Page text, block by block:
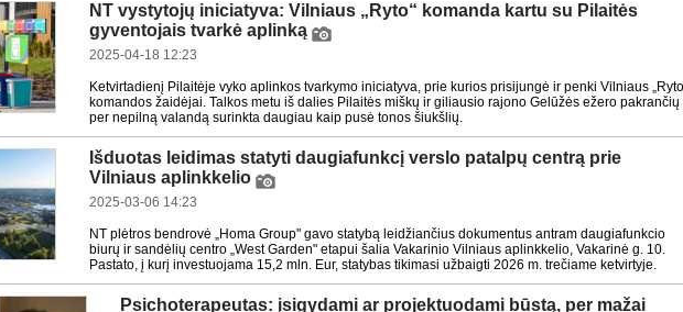
NT vystytojų iniciatyva: Vilniaus „Ryto“ komanda kartu su Pilaitės
gyventojais tvarkė aplinką
2025-04-18 12:23
Ketvirtadienį Pilaitėje vyko aplinkos tvarkymo iniciatyva, prie kurios prisijungė ir penki Vilniaus
komandos žaidėjai. Talkos metu iš dalies Pilaitės miškų ir giliausio rajono Gelūžės ežero pakrančių
per nepilną valandą surinkta daugiau kaip pusė tonos šiukšlių.
Išduotas leidimas statyti daugiafunkcį verslo patalpų centrą prie
Vilniaus aplinkkelio
2025-03-06 14:23
NT plėtros bendrovė „Homa Group" gavo statybą leidžiančius dokumentus antram daugiafunkcio
biurų ir sandėlių centro „West Garden" etapui šalia Vakarinio Vilniaus aplinkkelio, Vakarinė g. 10.
Pastato, į kurį investuojama 15,2 mln. Eur, statybas tikimasi užbaigti 2026 m. trečiame ketvirtyje.
Psichoterapeutas: įsigydami ar projektuodami būstą, per mažai